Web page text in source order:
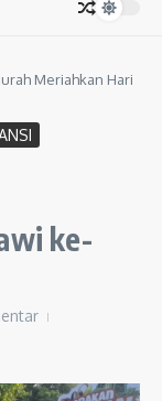
Meriahkan Hari
ke-